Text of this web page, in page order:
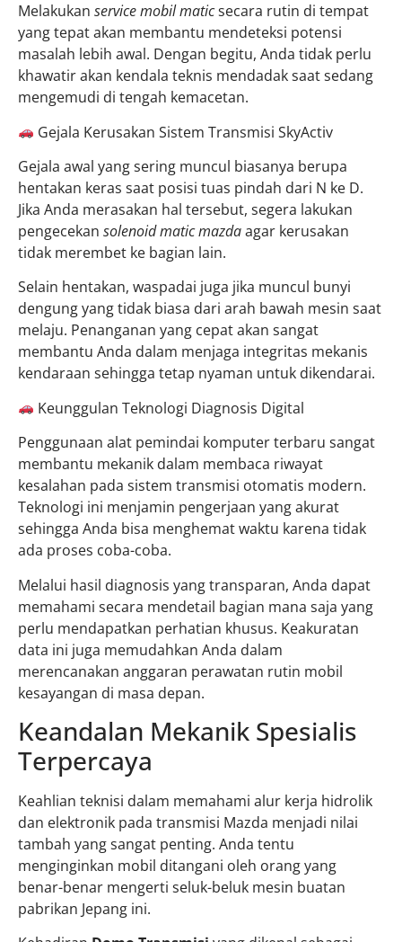
Melakukan service mobil maticsecara rutin di tempat
yang tepat akan membantu mendeteksi potensi
masalah lebih awal. Dengan begitu, Anda tidak perlu
khawatir akan kendala teknis mendadak saat sedang
mengemudi di tengah kemacetan.
Gejala Kerusakan Sistem Transmisi SkyActiv
Gejala awal yang sering muncul biasanya berupa
hentakan keras saat posisi tuas pindah dari N ke D.
Jika Anda merasakan hal tersebut, segera lakukan
pengecekan solenoid matic mazdaagar kerusakan
tidak merembet ke bagian lain.
Selain hentakan, waspadai juga jika muncul bunyi
dengung yang tidak biasa dari arah bawah mesin saat
melaju. Penanganan yang cepat akan sangat
membantu Anda dalam menjaga integritas mekanis
kendaraan sehingga tetap nyaman untuk dikendarai.
Keunggulan Teknologi Diagnosis Digital
Penggunaan alat pemindai komputer terbaru sangat
membantu mekanik dalam membaca riwayat
kesalahan pada sistem transmisi otomatis modern.
Teknologi ini menjamin pengerjaan yang akurat
sehingga Anda bisa menghemat waktu karena tidak
ada proses coba-coba.
Melalui hasil diagnosis yang transparan, Anda dapat
memahami secara mendetail bagian mana saja yang
perlu mendapatkan perhatian khusus. Keakuratan
data ini juga memudahkan Anda dalam
merencanakan anggaran perawatan rutin mobil
kesayangan di masa depan.
Keandalan Mekanik Spesialis
Terpercaya
Keahlian teknisi dalam memahami alur kerja hidrolik
dan elektronik pada transmisi Mazda menjadi nilai
tambah yang sangat penting. Anda tentu
menginginkan mobil ditangani oleh orang yang
benar-benar mengerti seluk-beluk mesin buatan
pabrikan Jepang ini.